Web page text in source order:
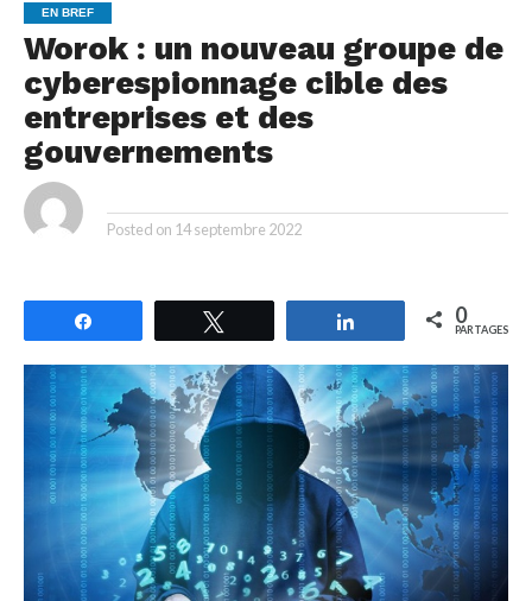
EN BREF
Worok : un nouveau groupe de
cyberespionnage cible des
entreprises et des
gouvernements
Posted on 14 septembre 2022
Partagez 0
PARTAGES